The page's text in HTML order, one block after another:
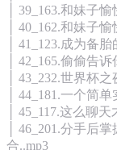
│ 39_163.和妹子
│ 40_162.和妹子
│ 41_123.成为备
│ 42_165.偷偷告
│ 43_232.世界杯
│ 44_181.一个简
│ 45_117.这么聊
│ 46_201.分手后
合..mp3